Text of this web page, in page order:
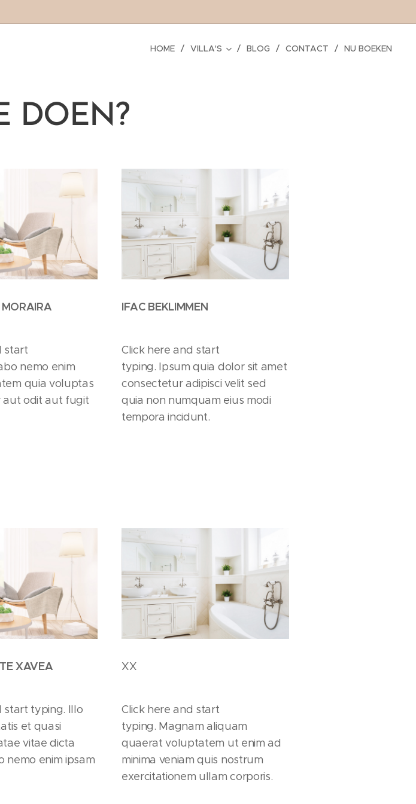
HOME VILLA'S BLOG CONTACT NU BOEKEN
DOEN?
start
nemo enim
quia voluptas
aut odit aut fugit
IFAC BEKLIMMEN
Click here and start
typing. Ipsum quia dolor sit amet
consectetur adipisci velit sed
quia non numquam eius modi
tempora incidunt.
XAVEA
start typing. Illo
et quasi
vitae dicta
nemo enim ipsam
XX
Click here and start
typing. Magnam aliquam
quaerat voluptatem ut enim ad
minima veniam quis nostrum
exercitationem ullam corporis.